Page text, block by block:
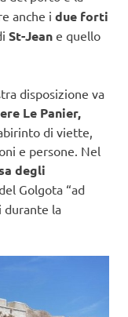
anche i due forti
St-Jean e quello
disposizione va
Le Panier,
di viette,
e persone. Nel
degli
Golgota “ad
durante la